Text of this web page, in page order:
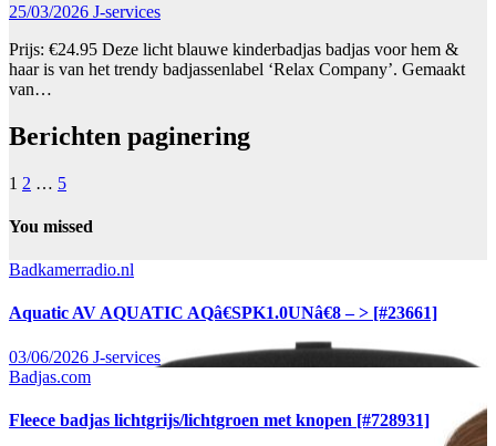
25/03/2026 J-services
Prijs: €24.95 Deze licht blauwe kinderbadjas badjas voor hem &
haar is van het trendy badjassenlabel ‘Relax Company’. Gemaakt
van…
Berichten paginering
1 2 … 5
You missed
Badkamerradio.nl
Aquatic AV AQUATIC AQâ€SPK1.0UNâ€8 – > [#23661]
03/06/2026 J-services
Badjas.com
Fleece badjas lichtgrijs/lichtgroen met knopen [#728931]